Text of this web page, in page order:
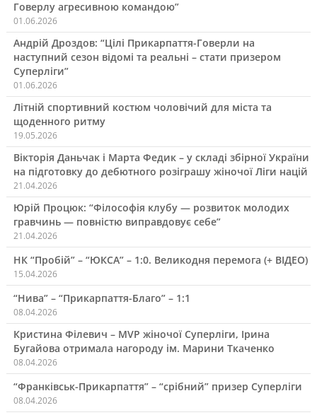
Говерлу агресивною командою”
01.06.2026
Андрій Дроздов: “Цілі Прикарпаття-Говерли на
наступний сезон відомі та реальні – стати призером
Суперліги”
01.06.2026
Літній спортивний костюм чоловічий для міста та
щоденного ритму
19.05.2026
Вікторія Даньчак і Марта Федик – у складі збірної України
на підготовку до дебютного розіграшу жіночої Ліги націй
21.04.2026
Юрій Процюк: “Філософія клубу — розвиток молодих
гравчинь — повністю виправдовує себе”
21.04.2026
НК “Пробій” – “ЮКСА” – 1:0. Великодня перемога (+ ВІДЕО)
15.04.2026
“Нива” – “Прикарпаття-Благо” – 1:1
08.04.2026
Кристина Філевич – MVP жіночої Суперліги, Ірина
Бугайова отримала нагороду ім. Марини Ткаченко
08.04.2026
“Франківськ-Прикарпаття” – “срібний” призер Суперліги
08.04.2026